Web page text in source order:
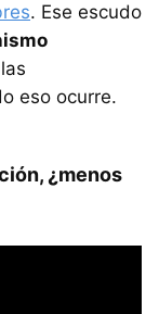
. Ese escudo
eso ocurre.
¿menos